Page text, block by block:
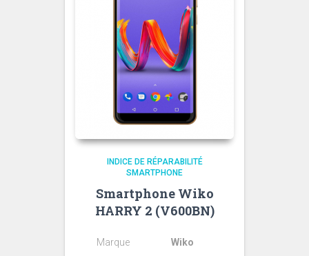
INDICE DE RÉPARABILITÉ
SMARTPHONE
Smartphone Wiko
HARRY 2 (V600BN)
Marque Wiko